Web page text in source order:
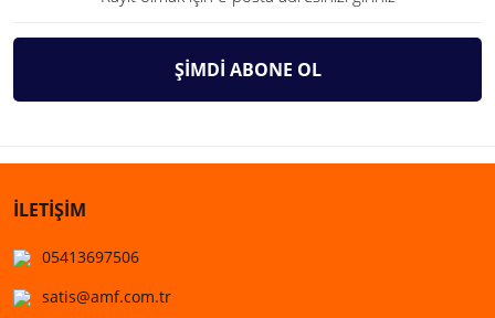
ŞİMDİ ABONE OL
İLETİŞİM
05413697506
satis@amf.com.tr